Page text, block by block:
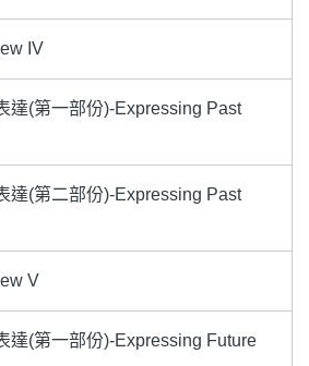
IV
達(第一部份)-Expressing Past
達(第二部份)-Expressing Past
V
達(第一部份)-Expressing Future